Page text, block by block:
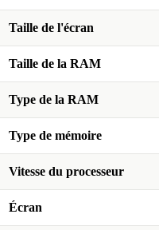
Taille de l'écran
Taille de la RAM
Type de la RAM
Type de mémoire
Vitesse du processeur
Écran